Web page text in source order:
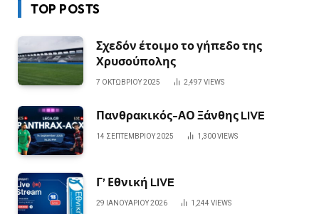
TOP POSTS
Σχεδόν έτοιμο το γήπεδο της
Χρυσούπολης
7 ΟΚΤΩΒΡΊΟΥ 2025 2,497 VIEWS
Πανθρακικός-ΑΟ Ξάνθης LIVE
14 ΣΕΠΤΕΜΒΡΊΟΥ 2025 1,300VIEWS
Γ’ Εθνική LIVE
29 ΙΑΝΟΥΑΡΊΟΥ 2026 1,244 VIEWS